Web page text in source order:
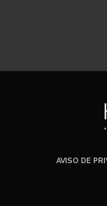
AVISO DE